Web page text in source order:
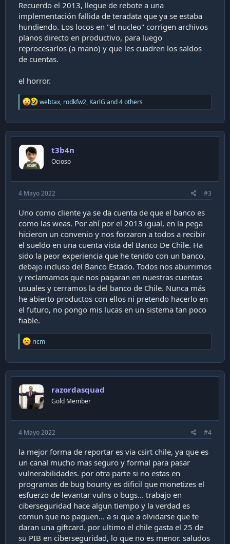
Recuerdo el 2013, llegue de rebote a una
implementación fallida de teradata que ya se estaba
hundiendo. Los locos en "el nucleo" corrigen archivos
planos directo en productivo, para luego
reprocesarlos (a mano) y que les cuadren los saldos
de cuentas.
el horror.
R
e
c
t
s
webtax, rodkfw2, KarlG and 4 others
t3b4n
Ocioso
4 Mayo 2022 #3
Uno como cliente ya se da cuenta de que el banco es
como las weas. Por ahí por el 2013 igual, en la pega
hicieron un convenio y nos forzaron a todos a recibir
el sueldo en una cuenta vista del Banco De Chile. Ha
sido la peor experiencia que he tenido con un banco,
debajo incluso del Banco Estado. Todos nos aburrimos
y reclamamos que nos pagaran en nuestras cuentas
usuales y cerramos la del banco de Chile. Nunca más
he abierto productos con ellos ni pretendo hacerlo en
el futuro, no pongo mis lucas en un sistema tan poco
fiable.
R
e
c
t
o
n
s
ricm
razordasquad
Gold Member
4 Mayo 2022 #4
la mejor forma de reportar es via csirt chile, ya que es
un canal mucho mas seguro y formal para pasar
vulnerabilidades. por otra parte si no estas en
programas de bug bounty es dificil que monetizes el
esfuerzo de levantar vulns o bugs... trabajo en
ciberseguridad hace algun tiempo y la verdad es
comun que no paguen... a si que a olvidarse que te
daran una giftcard. por ultimo el chile gasta el 25 de
su PIB en ciberseguridad, lo que no es menor. saludos